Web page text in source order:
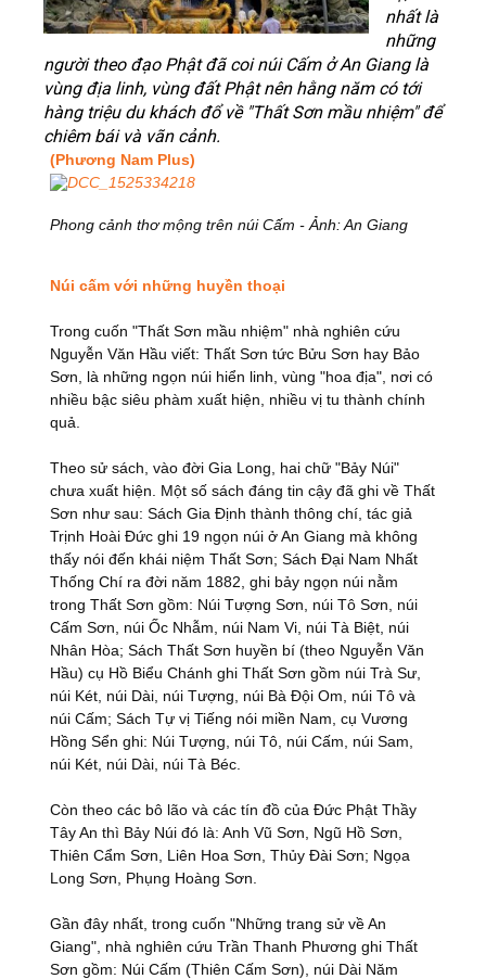
nhất là
những
người theo đạo Phật đã coi núi Cấm ở An Giang là
vùng địa linh, vùng đất Phật nên hằng năm có tới
hàng triệu du khách đổ về "Thất Sơn mầu nhiệm" để
chiêm bái và vãn cảnh.
(Phương Nam Plus)
Phong cảnh thơ mộng trên núi Cấm - Ảnh: An Giang
Núi cấm với những huyền thoại
Trong cuốn "Thất Sơn mầu nhiệm" nhà nghiên cứu
Nguyễn Văn Hầu viết: Thất Sơn tức Bửu Sơn hay Bảo
Sơn, là những ngọn núi hiển linh, vùng "hoa địa", nơi có
nhiều bậc siêu phàm xuất hiện, nhiều vị tu thành chính
quả.
Theo sử sách, vào đời Gia Long, hai chữ "Bảy Núi"
chưa xuất hiện. Một số sách đáng tin cậy đã ghi về Thất
Sơn như sau: Sách Gia Định thành thông chí, tác giả
Trịnh Hoài Đức ghi 19 ngọn núi ở An Giang mà không
thấy nói đến khái niệm Thất Sơn; Sách Đại Nam Nhất
Thống Chí ra đời năm 1882, ghi bảy ngọn núi nằm
trong Thất Sơn gồm: Núi Tượng Sơn, núi Tô Sơn, núi
Cấm Sơn, núi Ốc Nhẫm, núi Nam Vi, núi Tà Biệt, núi
Nhân Hòa; Sách Thất Sơn huyền bí (theo Nguyễn Văn
Hầu) cụ Hồ Biểu Chánh ghi Thất Sơn gồm núi Trà Sư,
núi Két, núi Dài, núi Tượng, núi Bà Đội Om, núi Tô và
núi Cấm; Sách Tự vị Tiếng nói miền Nam, cụ Vương
Hồng Sển ghi: Núi Tượng, núi Tô, núi Cấm, núi Sam,
núi Két, núi Dài, núi Tà Béc.
Còn theo các bô lão và các tín đồ của Đức Phật Thầy
Tây An thì Bảy Núi đó là: Anh Vũ Sơn, Ngũ Hồ Sơn,
Thiên Cẩm Sơn, Liên Hoa Sơn, Thủy Đài Sơn; Ngọa
Long Sơn, Phụng Hoàng Sơn.
Gần đây nhất, trong cuốn "Những trang sử về An
Giang", nhà nghiên cứu Trần Thanh Phương ghi Thất
Sơn gồm: Núi Cấm (Thiên Cấm Sơn), núi Dài Năm